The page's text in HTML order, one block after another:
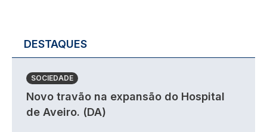
DESTAQUES
SOCIEDADE
Novo travão na expansão do Hospital
de Aveiro. (DA)